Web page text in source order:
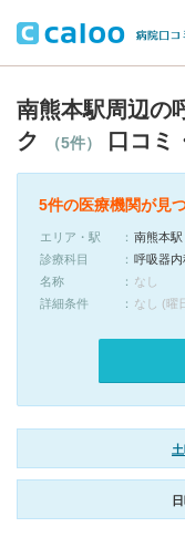
南熊本駅周辺の
ク
（5件） 口コミ
5件の医療機関が見
エリア・駅
南熊本駅
診療科目
呼吸器内
名称
なし
詳細条件
なし (曜